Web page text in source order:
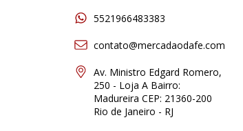
5521966483383
contato@mercadaodafe.com
Av. Ministro Edgard Romero,
250 - Loja A Bairro:
Madureira CEP: 21360-200
Rio de Janeiro - RJ